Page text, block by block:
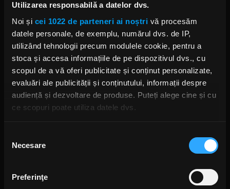
Utilizarea responsabilă a datelor dvs.
Noi și cei 1022 de parteneri ai noștri vă procesăm
datele personale, de exemplu, numărul dvs. de IP,
utilizând tehnologii precum modulele cookie, pentru a
stoca și accesa informațiile de pe dispozitivul dvs., cu
scopul de a vă oferi publicitate și conținut personalizate,
evaluări ale publicității și conținutului, informații despre
audiență și dezvoltare de produse. Puteți alege cine și cu
ce scopuri poate utiliza datele dvs.
Să colectăm informațiile cu privire la locația dvs.
Să vă identificăm dispozitivul scanândul-l în mod
activ după caracteristici specifice (amprentare)
consimțământului
Necesare
Preferinţe
completatBrodén.
Foto: Instagram,Sabaton
JOAKIM BRODEN SABATON BABYMETAL
Green Day a lansat un canal
YouTube cu transmisie non-stop